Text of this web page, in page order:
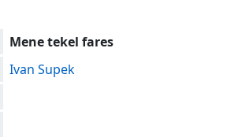
Mene tekel fares
Ivan Supek